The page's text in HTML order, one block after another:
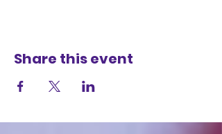
Share this event